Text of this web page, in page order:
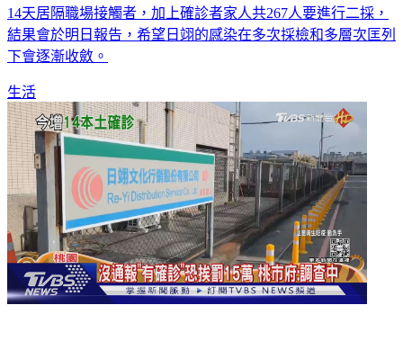
14天居隔職場接觸者，加上確診者家人共267人要進行二採，
結果會於明日報告，希望日翊的感染在多次採檢和多層次匡列
下會逐漸收斂。
生活